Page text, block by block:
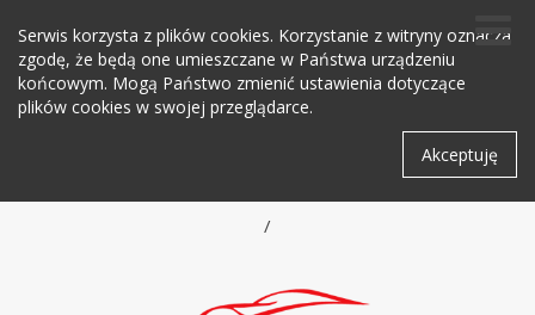
Serwis korzysta z plików cookies. Korzystanie z witryny oznacza
zgodę, że będą one umieszczane w Państwa urządzeniu
końcowym. Mogą Państwo zmienić ustawienia dotyczące
plików cookies w swojej przeglądarce.
Akceptuję
/